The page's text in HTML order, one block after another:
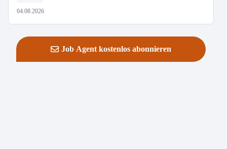
04.08.2026
Job Agent kostenlos abonnieren